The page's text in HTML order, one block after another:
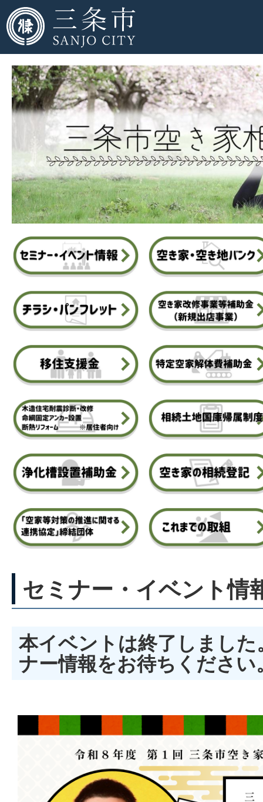
セミナー・イベント情
本イベントは終了しまし
ナー情報をお待ちください